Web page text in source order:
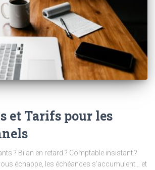
et Tarifs pour les
? Bilan en retard ? Comptable insistant ?
échappe, les échéances s’accumulent… et